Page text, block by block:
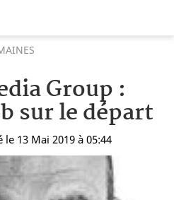
Group :
sur le départ
le 13 Mai 2019 à 05:44